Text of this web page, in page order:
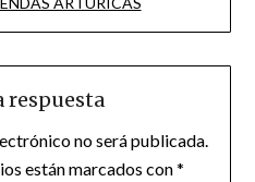
respuesta
no será publicada.
están marcados con*